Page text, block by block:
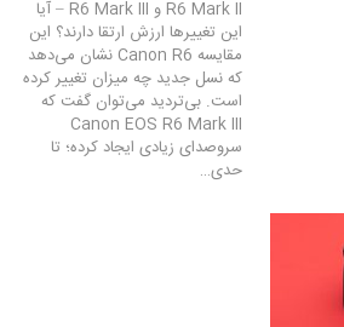
R6 Mark II و R6 Mark III – آیا
این تغییرها ارزش ارتقا دارند؟ این
مقایسه Canon R6 نشان می‌دهد
که نسل جدید چه میزان تغییر کرده
است. بی‌تردید می‌توان گفت که
Canon EOS R6 Mark III
سروصدای زیادی ایجاد کرده؛ تا
حدی…